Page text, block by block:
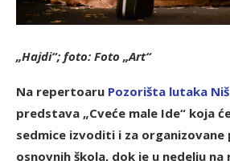
„Hajdi“; foto: Foto „Art“
Na repertoaru Pozorišta lutaka Niš
predstava „Cveće male Ide“ koja
sedmice izvoditi i za organizovane
osnovnih škola, dok je u nedelju